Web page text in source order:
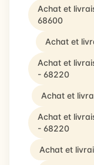
Achat et
68600
Achat et
Achat et
- 68220
Achat et
Achat et
- 68220
Achat et